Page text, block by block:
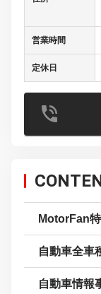
営業時間
定休日
MotorFan
自動車全車
自動車情報